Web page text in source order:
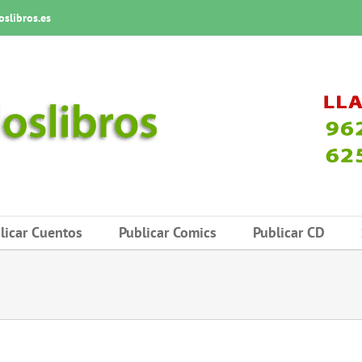
Cuentos Publicar Comics Publicar CD